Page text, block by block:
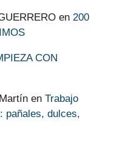
en 200
CON
en Trabajo
pañales, dulces,